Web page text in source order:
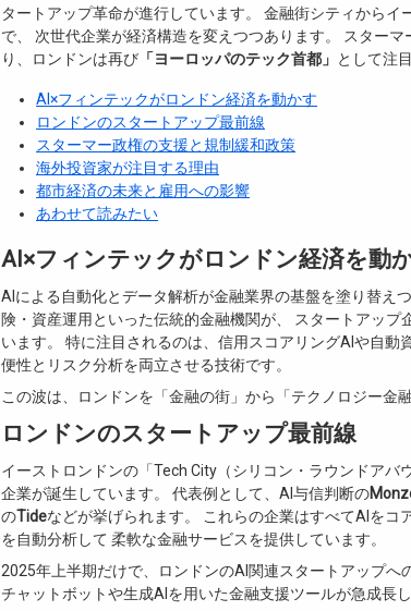
タートアップ革命が進行しています。 金融街シティからイ
で、 次世代企業が経済構造を変えつつあります。 スター
り、ロンドンは再び 「ヨーロッパのテック首都」 として注
AI×フィンテックがロンドン経済を動かす
ロンドンのスタートアップ最前線
スターマー政権の支援と規制緩和政策
海外投資家が注目する理由
都市経済の未来と雇用への影響
あわせて読みたい
AI×フィンテックがロンドン経済を動
AIによる自動化とデータ解析が金融業界の基盤を塗り替え
険・資産運用といった伝統的金融機関が、 スタートアッ
います。 特に注目されるのは、信用スコアリングAIや自動
便性とリスク分析を両立させる技術です。
この波は、ロンドンを「金融の街」から「テクノロジー金
ロンドンのスタートアップ最前線
イーストロンドンの「Tech City（シリコン・ラウンドアバ
企業が誕生しています。 代表例として、AI与信判断の
のTideなどが挙げられます。 これらの企業はすべてAIをコ
を自動分析して 柔軟な金融サービスを提供しています。
2025年上半期だけで、ロンドンのAI関連スタートアップへ
チャットボットや生成AIを用いた金融支援ツールが急成長し